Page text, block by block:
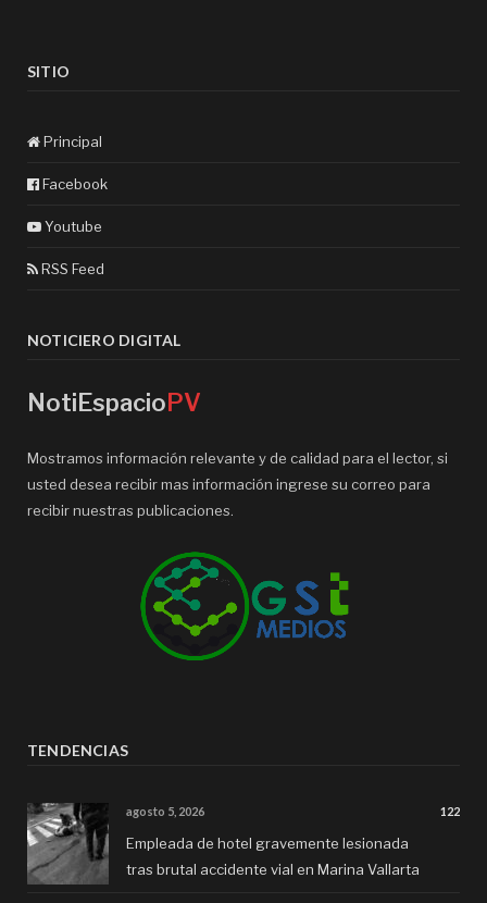
SITIO
Principal
Facebook
Youtube
RSS Feed
NOTICIERO DIGITAL
NotiEspacioPV
Mostramos información relevante y de calidad para el lector, si
usted desea recibir mas información ingrese su correo para
recibir nuestras publicaciones.
TENDENCIAS
agosto 5, 2026 122
Empleada de hotel gravemente lesionada
tras brutal accidente vial en Marina Vallarta